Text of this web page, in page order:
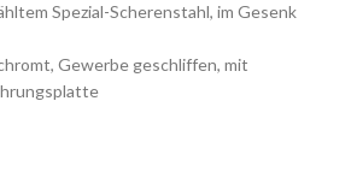
Spezial-Scherenstahl, im Gesenk
Gewerbe geschliffen, mit